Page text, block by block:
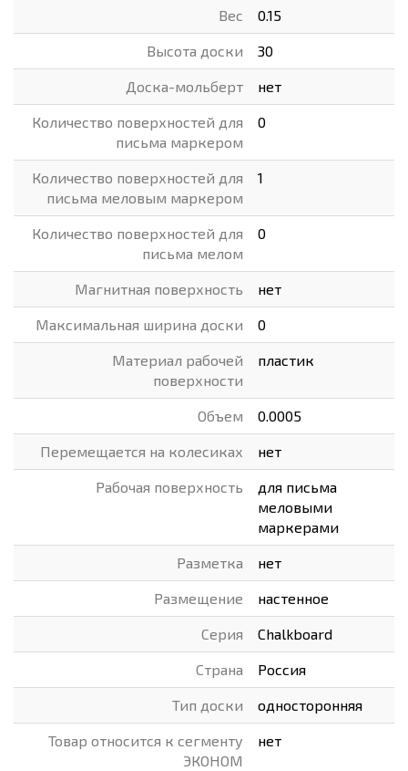
Вес 0.15
Высота доски 30
Доска-мольберт нет
Количество поверхностей для
письма маркером
0
Количество поверхностей для
письма меловым маркером
1
Количество поверхностей для
письма мелом
0
Магнитная поверхность нет
Максимальная ширина доски 0
Материал рабочей
поверхности
пластик
Объем 0.0005
Перемещается на колесиках нет
Рабочая поверхность
для письма
меловыми
маркерами
Разметка нет
Размещение настенное
Серия Chalkboard
Страна Россия
Тип доски односторонняя
Товар относится к сегменту
ЭКОНОМ
нет